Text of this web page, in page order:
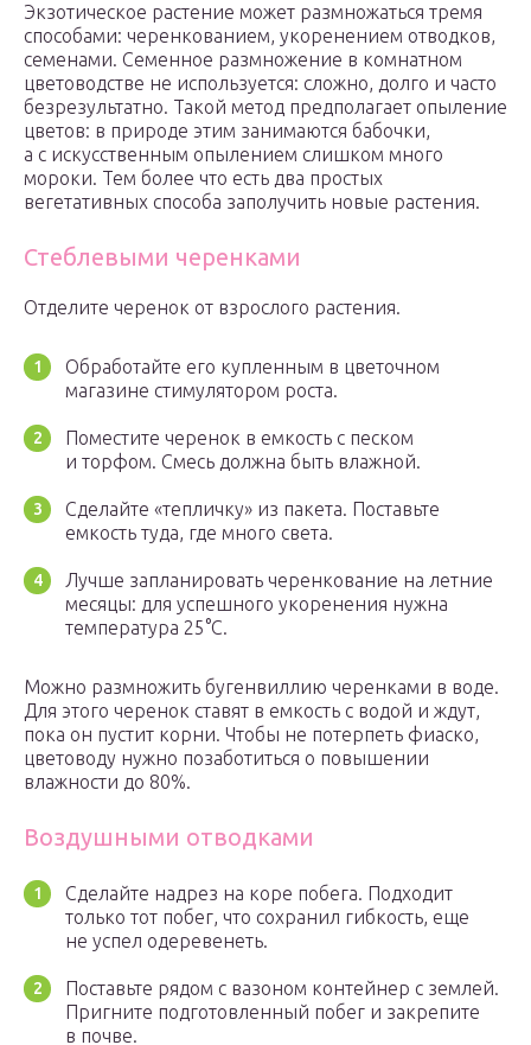
Экзотическое растение может размножаться тремя
способами: черенкованием, укоренением отводков,
семенами. Семенное размножение в комнатном
цветоводстве не используется: сложно, долго и часто
безрезультатно. Такой метод предполагает опыление
цветов: в природе этим занимаются бабочки,
а с искусственным опылением слишком много
мороки. Тем более что есть два простых
вегетативных способа заполучить новые растения.
Стеблевыми черенками
Отделите черенок от взрослого растения.
Обработайте его купленным в цветочном
магазине стимулятором роста.
Поместите черенок в емкость с песком
и торфом. Смесь должна быть влажной.
Сделайте «тепличку» из пакета. Поставьте
емкость туда, где много света.
Лучше запланировать черенкование на летние
месяцы: для успешного укоренения нужна
температура 25°C.
Можно размножить бугенвиллию черенками в воде.
Для этого черенок ставят в емкость с водой и ждут,
пока он пустит корни. Чтобы не потерпеть фиаско,
цветоводу нужно позаботиться о повышении
влажности до 80%.
Воздушными отводками
Сделайте надрез на коре побега. Подходит
только тот побег, что сохранил гибкость, еще
не успел одеревенеть.
Поставьте рядом с вазоном контейнер с землей.
Пригните подготовленный побег и закрепите
в почве.